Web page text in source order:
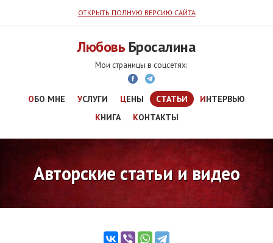
ОТКРЫТЬ ПОЛНУЮ ВЕРСИЮ САЙТА
Любовь Бросалина
ОБО МНЕ УСЛУГИ ЦЕНЫ СТАТЬИ
ИНТЕРВЬЮ
КНИГА
КОНТАКТЫ
Авторские статьи и видео